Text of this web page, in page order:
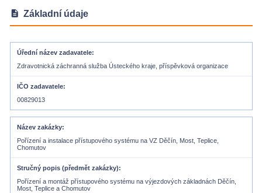
description Základní údaje
Úřední název zadavatele
Zdravotnická záchranná služba Ústeckého kraje, příspěvková organizace
IČO zadavatele
00829013
Název zakázky
Pořízení a instalace přístupového systému na VZ Děčín, Most, Teplice,
Chomutov
Stručný popis (předmět zakázky)
Pořízení a montáž přístupového systému na výjezdových základnách Děčín,
Most, Teplice a Chomutov